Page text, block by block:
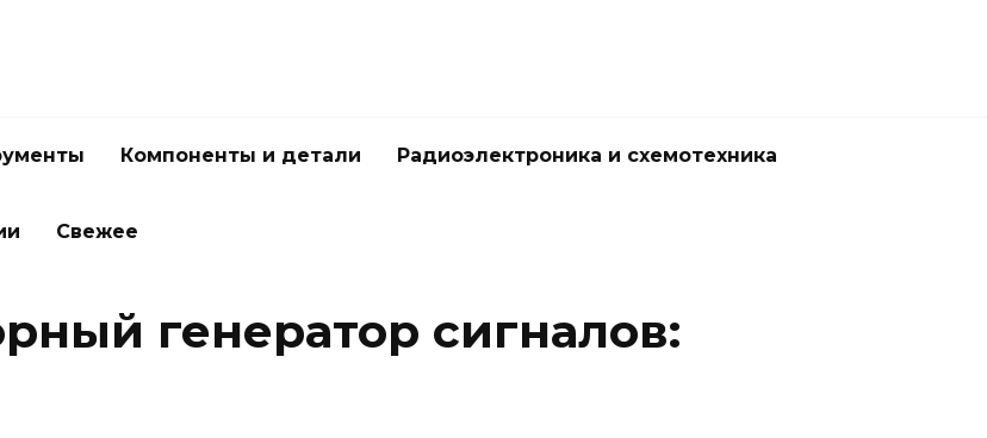
Компоненты и детали Радиоэлектроника и схемотехника
Свежее
генератор сигналов: